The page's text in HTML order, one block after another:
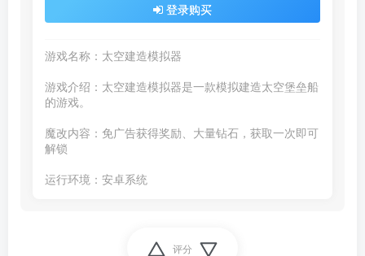
登录购买
游戏名称：太空建造模拟器
游戏介绍：太空建造模拟器是一款模拟建造太空堡垒船
的游戏。
魔改内容：免广告获得奖励、大量钻石，获取一次即可
解锁
运行环境：安卓系统
评分